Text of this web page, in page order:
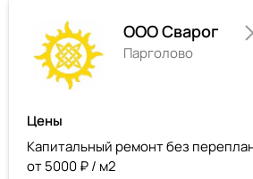
ООО Сварог
Парголово
Цены
Капитальный ремонт без
от 5000 ₽ / м2